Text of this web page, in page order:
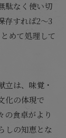
駄なく使い切
存すれば2〜3
めて処理して
立は、味覚・
化の体現で
の食卓がより
しの知恵とな